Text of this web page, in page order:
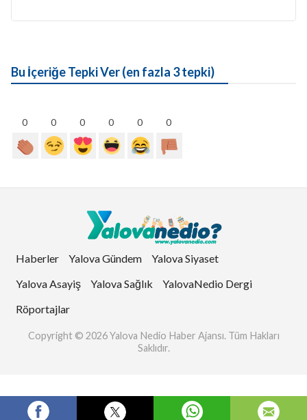
Bu İçeriğe Tepki Ver (en fazla 3 tepki)
0 0 0 0 0 0
Haberler Yalova Gündem
Yalova Siyaset
Yalova Asayiş
Yalova Sağlık
YalovaNedio Dergi
Röportajlar
Copyright © 2026 Yalova Nedio Haber Ajansı. Tüm Hakları
Saklıdır.